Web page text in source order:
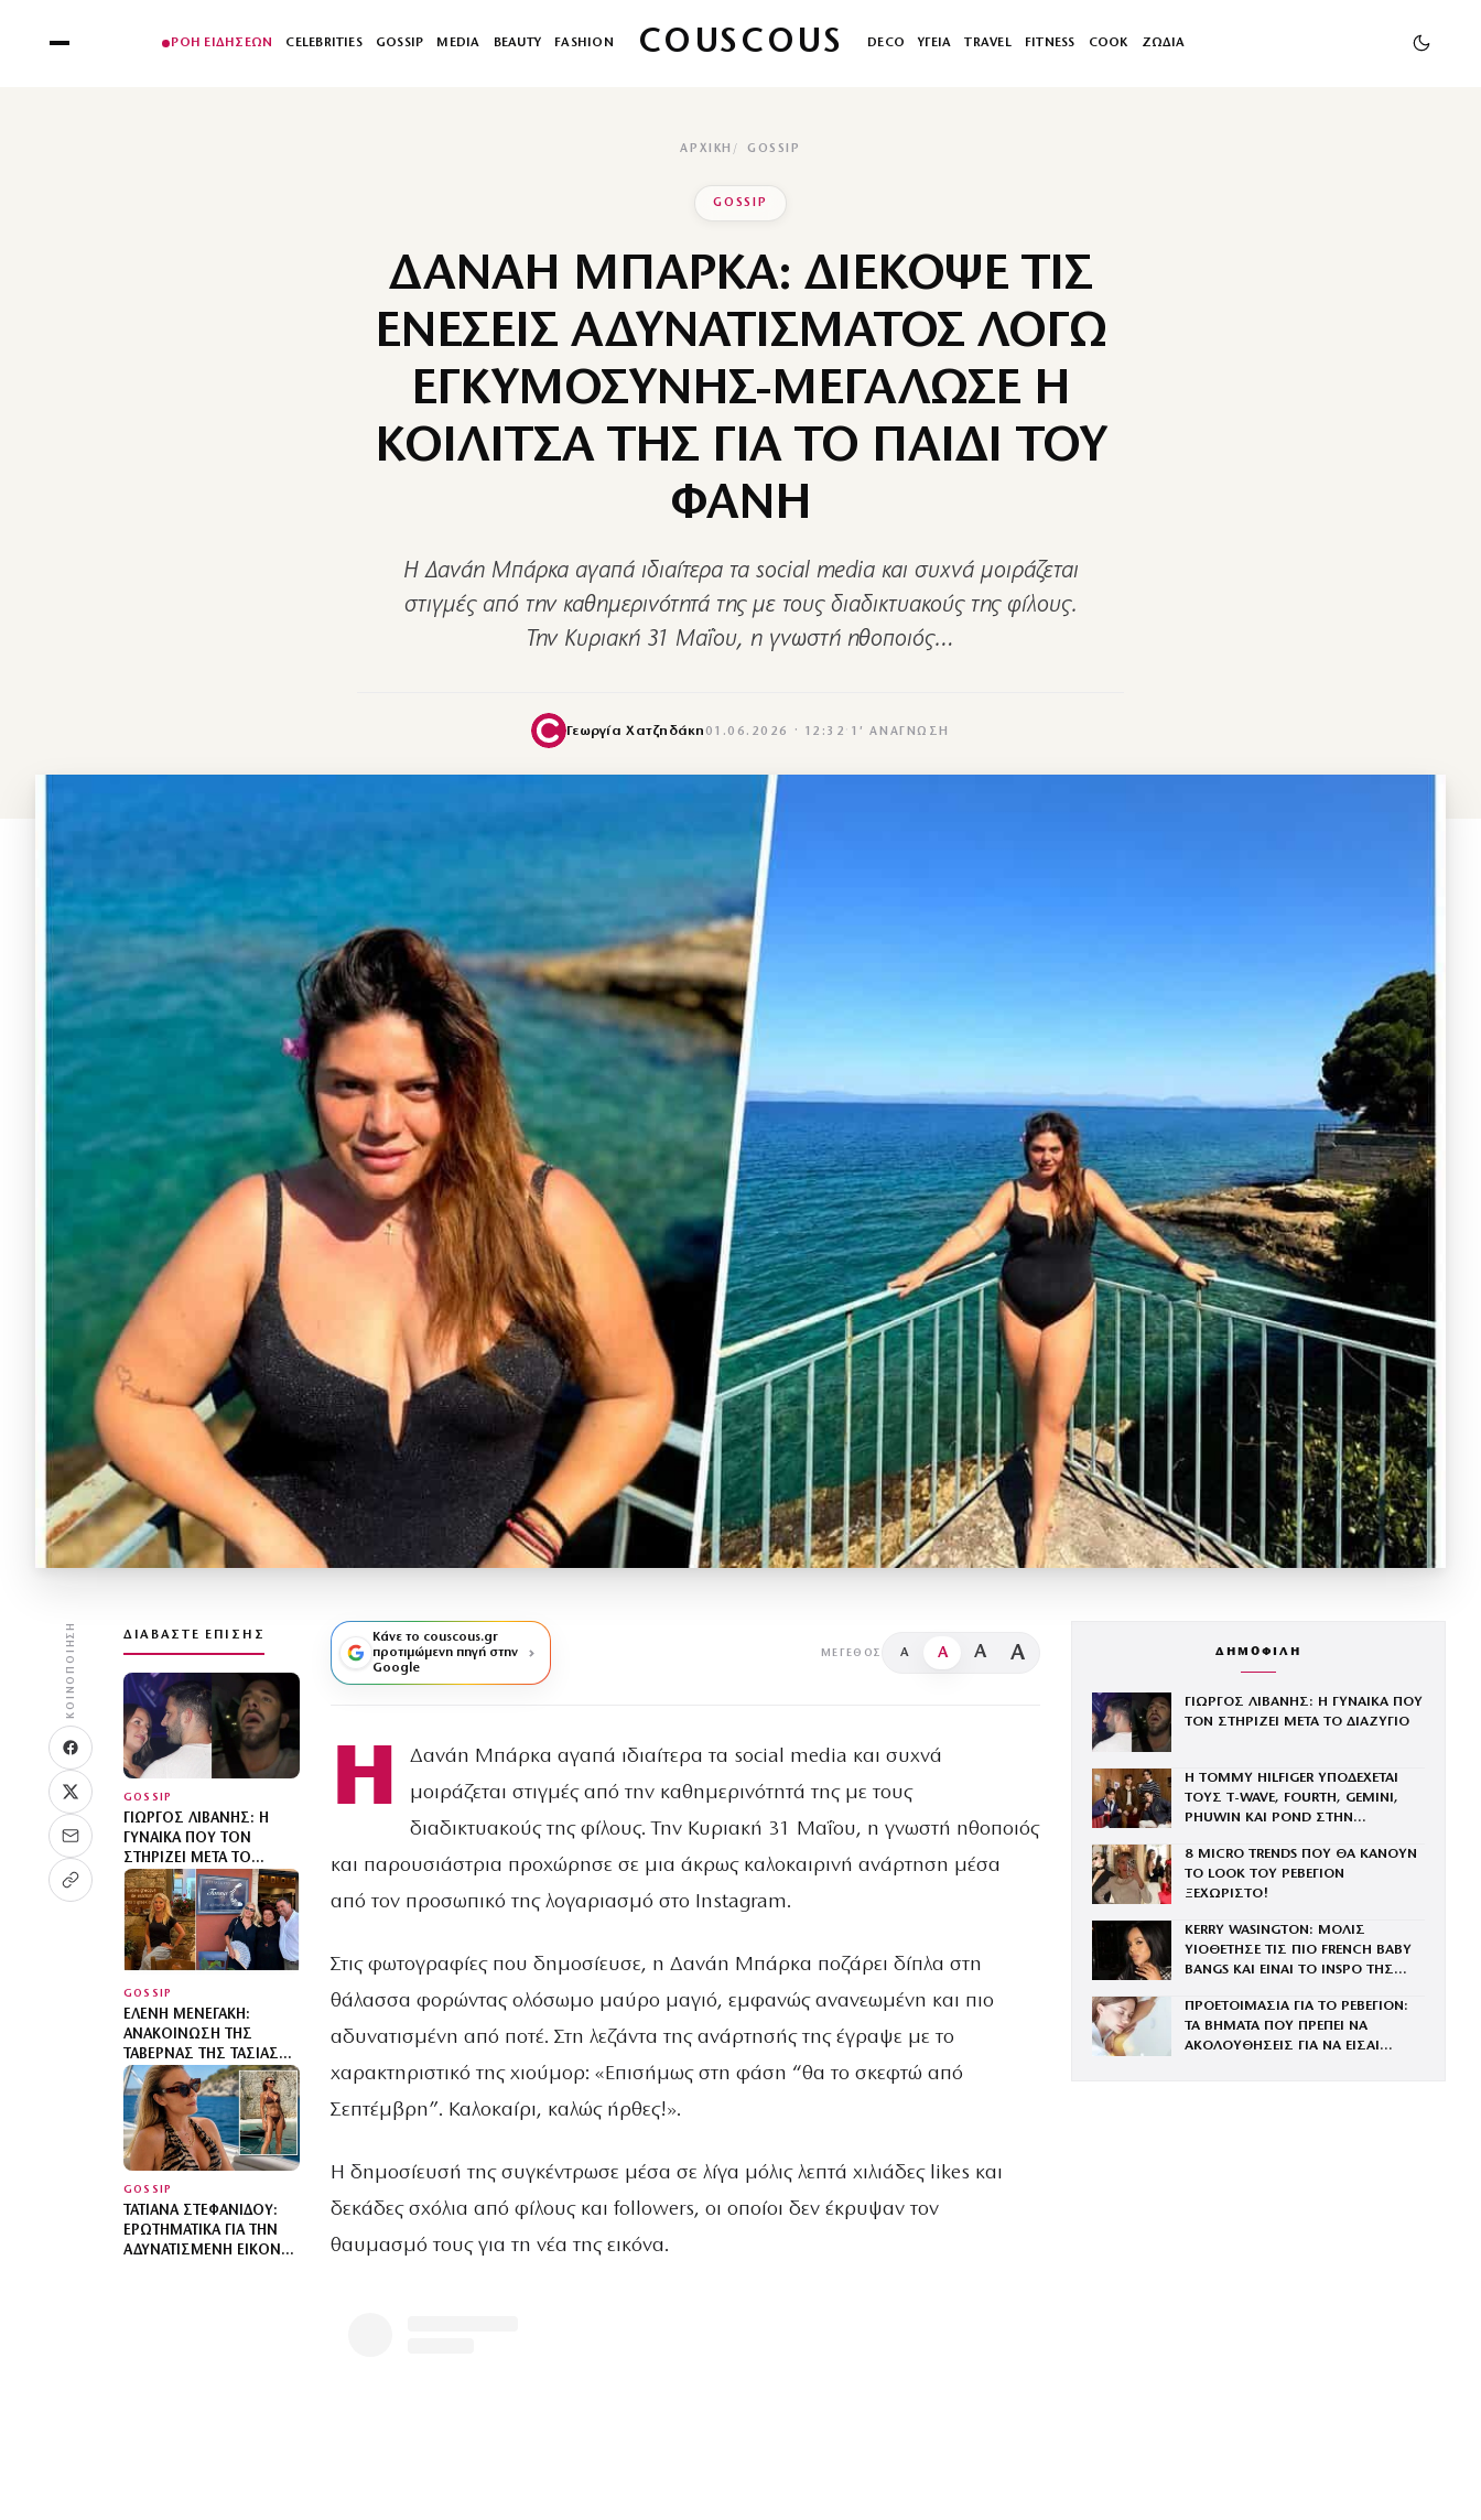
ΡΟΗ ΕΙΔΗΣΕΩΝ CELEBRITIES GOSSIP MEDIA BEAUTY FASHION COUSCOUS DECO ΥΓΕΙΑ TRAVEL FITNESS COOK ΖΩΔΙΑ
ΑΡΧΙΚΉ GOSSIP
GOSSIP
ΔΑΝΑΗ ΜΠΑΡΚΑ: ΔΙΕΚΟΨΕ ΤΙΣ
ΕΝΕΣΕΙΣ ΑΔΥΝΑΤΙΣΜΑΤΟΣ ΛΟΓΩ
ΕΓΚΥΜΟΣΥΝΗΣ-ΜΕΓΑΛΩΣΕ Η
ΚΟΙΛΙΤΣΑ ΤΗΣ ΓΙΑ ΤΟ ΠΑΙΔΙ ΤΟΥ
ΦΑΝΗ
Η Δανάη Μπάρκα αγαπά ιδιαίτερα τα social media και συχνά μοιράζεται
στιγμές από την καθημερινότητά της με τους διαδικτυακούς της φίλους.
Την Κυριακή 31 Μαΐου, η γνωστή ηθοποιός…
Γεωργία Χατζηδάκη01.06.2026 · 12:32 · 1′ ΑΝΆΓΝΩΣΗ
ΚΟΙΝΟΠΟΊΗΣΗ ΔΙΑΒΆΣΤΕ ΕΠΊΣΗΣ
GOSSIP
ΓΙΏΡΓΟΣ ΛΙΒΆΝΗΣ: Η
ΓΥΝΑΊΚΑ ΠΟΥ ΤΟΝ
ΣΤΗΡΊΖΕΙ ΜΕΤΆ ΤΟ
ΔΙΑΖΎΓΙΟ
GOSSIP
ΕΛΈΝΗ ΜΕΝΕΓΆΚΗ:
ΑΝΑΚΟΊΝΩΣΗ ΤΗΣ
ΤΑΒΈΡΝΑΣ ΤΗΣ ΤΑΣΊΑΣ
ΣΤΗΝ ΚΕΦΑΛΟΝΙΆ ΜΕΤΆ
ΤΗΝ ΕΠΊΣΚΕΨΉ ΤΗΣ
GOSSIP
ΤΑΤΙΆΝΑ ΣΤΕΦΑΝΊΔΟΥ:
ΕΡΩΤΗΜΑΤΙΚΆ ΓΙΑ ΤΗΝ
ΑΔΥΝΑΤΙΣΜΈΝΗ ΕΙΚΌΝΑ
Κάνε το couscous.gr
προτιμώμενη πηγή στην
Google
ΜΈΓΕΘΟΣ A A A A
Η
Δανάη Μπάρκα αγαπά ιδιαίτερα τα social media και συχνά
μοιράζεται στιγμές από την καθημερινότητά της με τους
διαδικτυακούς της φίλους. Την Κυριακή 31 Μαΐου, η γνωστή ηθοποιός
και παρουσιάστρια προχώρησε σε μια άκρως καλοκαιρινή ανάρτηση μέσα
από τον προσωπικό της λογαριασμό στο Instagram.
Στις φωτογραφίες που δημοσίευσε, η Δανάη Μπάρκα ποζάρει δίπλα στη
θάλασσα φορώντας ολόσωμο μαύρο μαγιό, εμφανώς ανανεωμένη και πιο
αδυνατισμένη από ποτέ. Στη λεζάντα της ανάρτησής της έγραψε με το
χαρακτηριστικό της χιούμορ: «Επισήμως στη φάση “θα το σκεφτώ από
Σεπτέμβρη”. Καλοκαίρι, καλώς ήρθες!».
Η δημοσίευσή της συγκέντρωσε μέσα σε λίγα μόλις λεπτά χιλιάδες likes και
δεκάδες σχόλια από φίλους και followers, οι οποίοι δεν έκρυψαν τον
θαυμασμό τους για τη νέα της εικόνα.
ΔΗΜΟΦΙΛΗ
ΓΙΩΡΓΟΣ ΛΙΒΑΝΗΣ: Η ΓΥΝΑΙΚΑ ΠΟΥ
ΤΟΝ ΣΤΗΡΙΖΕΙ ΜΕΤΑ ΤΟ ΔΙΑΖΥΓΙΟ
Η TOMMY HILFIGER ΥΠΟΔΕΧΕΤΑΙ
ΤΟΥΣ Τ-WAVE, FOURTH, GEMINI,
PHUWIN ΚΑΙ POND ΣΤΗΝ
8 MICRO TRENDS ΠΟΥ ΘΑ ΚΑΝΟΥΝ
ΤΟ LOOK ΤΟΥ ΡΕΒΕΓΙΟΝ
ΞΕΧΩΡΙΣΤΟ!
KERRY WASINGTON: ΜΟΛΙΣ
ΥΙΟΘΕΤΗΣΕ ΤΙΣ ΠΙΟ FRENCH BABY
BANGS ΚΑΙ ΕΙΝΑΙ ΤΟ INSPO ΤΗΣ
ΠΡΟΕΤΟΙΜΑΣΙΑ ΓΙΑ ΤΟ ΡΕΒΕΓΙΟΝ:
ΤΑ ΒΗΜΑΤΑ ΠΟΥ ΠΡΕΠΕΙ ΝΑ
ΑΚΟΛΟΥΘΗΣΕΙΣ ΓΙΑ ΝΑ ΕΙΣΑΙ